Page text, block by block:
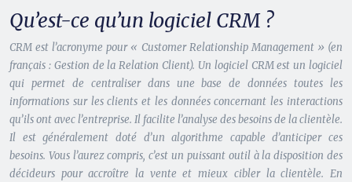
Qu’est-ce qu’un logiciel CRM ?
CRM est l’acronyme pour « Customer Relationship Management » (en
français : Gestion de la Relation Client). Un logiciel CRM est un logiciel
qui permet de centraliser dans une base de données toutes les
informations sur les clients et les données concernant les interactions
qu’ils ont avec l’entreprise. Il facilite l’analyse des besoins de la clientèle.
Il est généralement doté d’un algorithme capable d’anticiper ces
besoins. Vous l’aurez compris, c’est un puissant outil à la disposition des
décideurs pour accroître la vente et mieux cibler la clientèle. En